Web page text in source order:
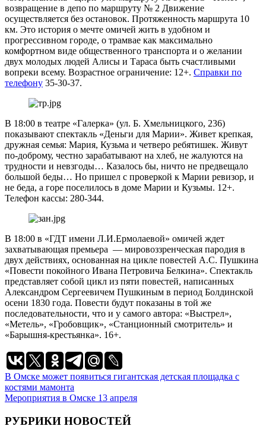
возвращение в депо по маршруту № 2 Движение
осуществляется без остановок. Протяженность маршрута 10
км. Это история о мечте омичей жить в удобном и
прогрессивном городе, о трамвае как максимально
комфортном виде общественного транспорта и о желании
двух молодых людей Алисы и Тараса быть счастливыми
вопреки всему. Возрастное ограничение: 12+. Справки по
телефону 35-30-37.
В 18:00 в театре «Галерка» (ул. Б. Хмельницкого, 236)
показывают спектакль «Деньги для Марии». Живет крепкая,
дружная семья: Мария, Кузьма и четверо ребятишек. Живут
по-доброму, честно зарабатывают на хлеб, не жалуются на
трудности и невзгоды… Казалось бы, ничто не предвещало
большой беды… Но пришел с проверкой к Марии ревизор, и
не беда, а горе поселилось в доме Марии и Кузьмы. 12+.
Телефон кассы: 280-344.
В 18:00 в «ГДТ имени Л.И.Ермолаевой» омичей ждет
захватывающая премьера — мировоззренческая пародия в
двух действиях, основанная на цикле повестей А.С. Пушкина
«Повести покойного Ивана Петровича Белкина». Спектакль
представляет собой цикл из пяти повестей, написанных
Александром Сергеевичем Пушкиным в период Болдинской
осени 1830 года. Повести будут показаны в той же
последовательности, что и у самого автора: «Выстрел»,
«Метель», «Гробовщик», «Станционный смотритель» и
«Барышня-крестьянка». 16+.
Навигация
по
В Омске может появиться гигантская детская площадка с
костями мамонта
Мероприятия в Омске 13 апреля
РУБРИКИ НОВОСТЕЙ